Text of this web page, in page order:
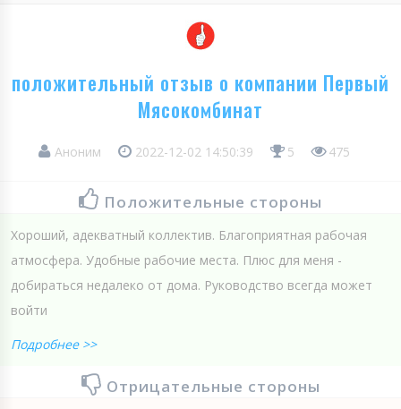
положительный отзыв о компании Первый
Мясокомбинат
Аноним 2022-12-02 14:50:39 5 475
Положительные стороны
Хороший, адекватный коллектив. Благоприятная рабочая
атмосфера. Удобные рабочие места. Плюс для меня -
добираться недалеко от дома. Руководство всегда может
войти
Подробнее >>
Отрицательные стороны